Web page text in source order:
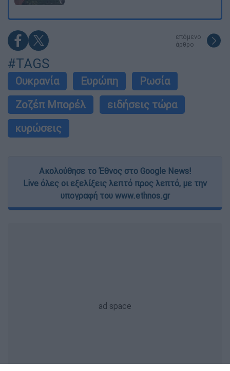
επόμενο
άρθρο
#TAGS
Ουκρανία Ευρώπη
Ρωσία
Ζοζέπ Μπορέλ
ειδήσεις τώρα
κυρώσεις
Ακολούθησε το Έθνος στο Google News!
Live όλες οι εξελίξεις λεπτό προς λεπτό, με την
υπογραφή του www.ethnos.gr